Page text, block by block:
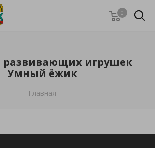
0
развивающих игрушек
Умный ёжик
Главная